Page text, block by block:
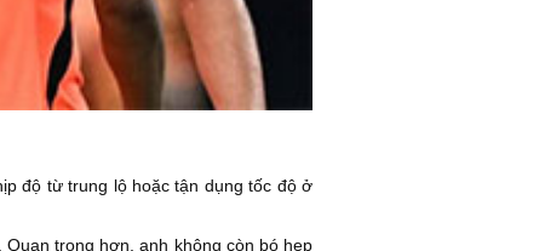
độ từ trung lộ hoặc tận dụng tốc độ ở
trọng hơn, anh không còn bó hẹp